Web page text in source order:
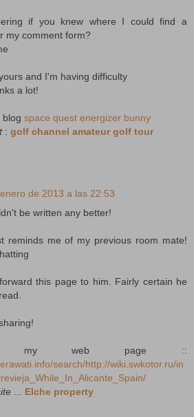
if you knew where I could find a
my comment form?
and I'm having difficulty
a lot!
blog space quest energizer bunny
: golf channel amateur golf tour
de 2013 a las 22:53
be written any better!
reminds me of my previous room mate!
this page to him. Fairly certain he
my web page ::
search/http://wiki.swkotor.ru/in
Elche property